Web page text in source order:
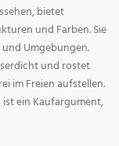
bietet
und Farben. Sie
Umgebungen.
und rostet
im Freien aufstellen.
ein Kaufargument,